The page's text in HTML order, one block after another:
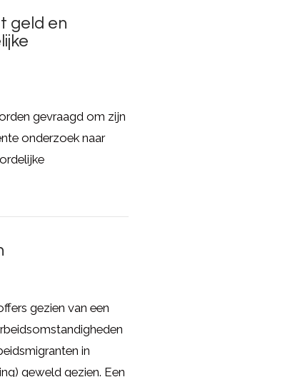
geld en
gevraagd om zijn
onderzoek naar
gezien van een
in
geweld gezien. Een